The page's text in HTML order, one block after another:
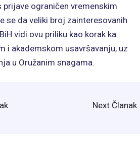
prijave ograničen vremenskim
se da veliki broj zainteresovanih
vidi ovu priliku kao korak ka
i akademskom usavršavanju, uz
u Oružanim snagama.
Next Članak